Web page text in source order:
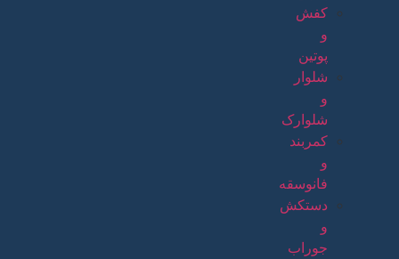
کفش
و
پوتین
شلوار
و
شلوارک
کمربند
و
فانوسقه
دستکش
و
جوراب